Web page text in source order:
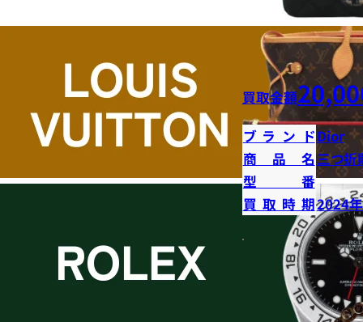
買取金額
ブランドDior
商品名 三つ折
型番
買取時期2024